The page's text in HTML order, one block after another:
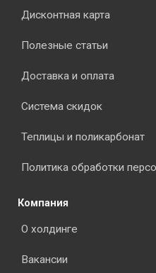
Дисконтная карта
Полезные статьи
Доставка и оплата
Система скидок
Теплицы и поликарбонат
Политика обработки
Компания
О холдинге
Вакансии